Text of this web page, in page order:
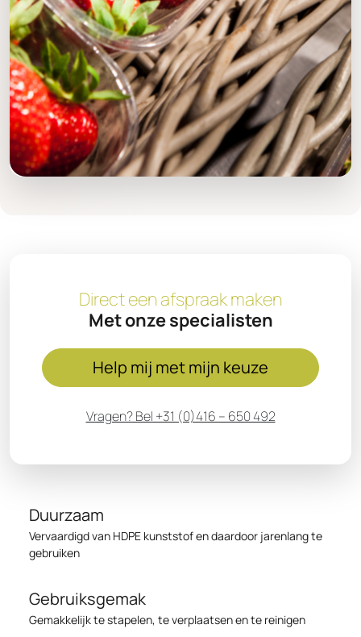
Direct een afspraak maken
Met onze specialisten
Help mij met mijn keuze
Vragen? Bel +31 (0)416 – 650 492
Duurzaam
Vervaardigd van HDPE kunststof en daardoor jarenlang te
gebruiken
Gebruiksgemak
Gemakkelijk te stapelen, te verplaatsen en te reinigen